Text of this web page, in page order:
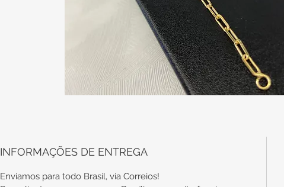
INFORMAÇÕES DE ENTREGA
Enviamos para todo Brasil, via Correios!